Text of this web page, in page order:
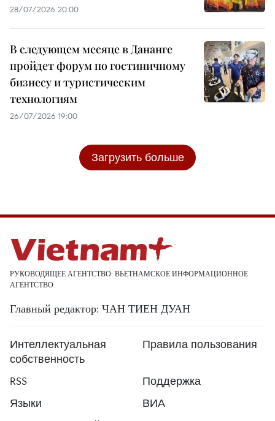
28/07/2026 20:00
В следующем месяце в Дананге
пройдет форум по гостиничному
бизнесу и туристическим
технологиям
26/07/2026 19:00
Загрузить больше
РУКОВОДЯЩЕЕ АГЕНТСТВО: ВЬЕТНАМСКОЕ ИНФОРМАЦИОННОЕ
АГЕНТСТВО
Главный редактор: ЧАН ТИЕН ДУАН
Интеллектуальная
собственность
Правила пользования
RSS
Поддержка
Языки
ВИА